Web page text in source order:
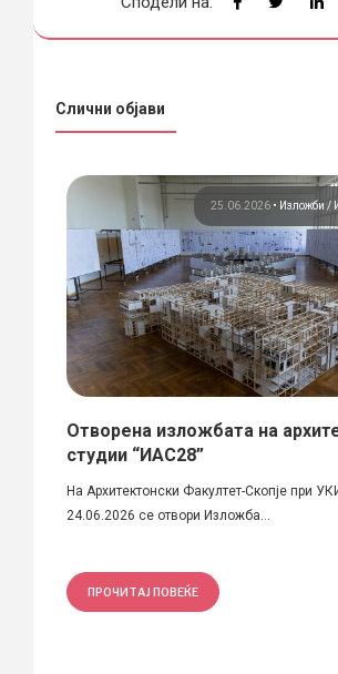
Слични објави
25.06.2026 • Изложби
Отворена изложбата на
студии “ИАС28”
На Архитектонски Факултет-Скопје при
24.06.2026 се отвори Изложба...
ПРОЧИТАЈ ПОВЕЌЕ